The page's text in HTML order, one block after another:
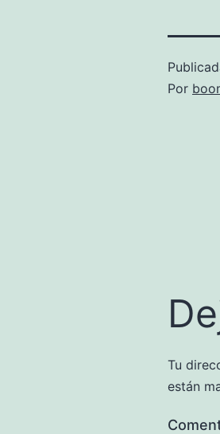
Por
Tu
están